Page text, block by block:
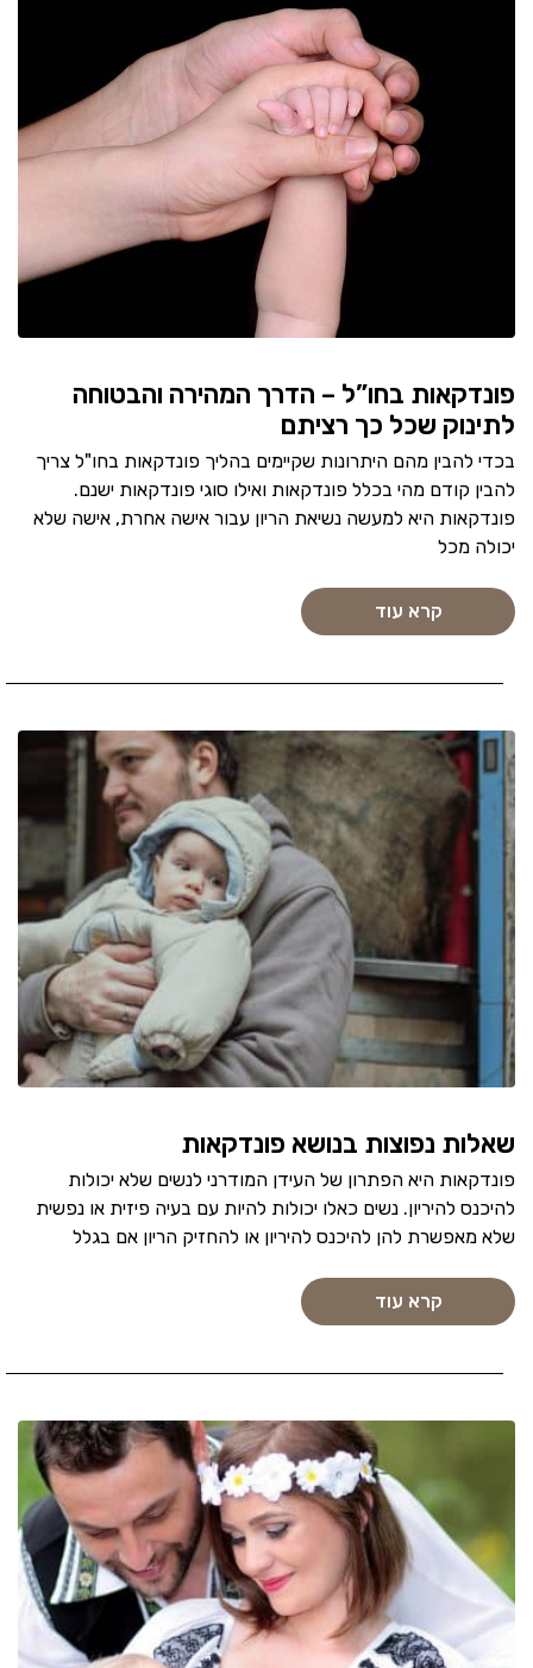
פונדקאות בחו”ל – הדרך המהירה והבטוחה
לתינוק שכל כך רציתם
בכדי להבין מהם היתרונות שקיימים בהליך פונדקאות בחו"ל צריך
להבין קודם מהי בכלל פונדקאות ואילו סוגי פונדקאות ישנם.
פונדקאות היא למעשה נשיאת הריון עבור אישה אחרת, אישה שלא
יכולה מכל
קרא עוד
שאלות נפוצות בנושא פונדקאות
פונדקאות היא הפתרון של העידן המודרני לנשים שלא יכולות
להיכנס להיריון. נשים כאלו יכולות להיות עם בעיה פיזית או נפשית
שלא מאפשרת להן להיכנס להיריון או להחזיק הריון אם בגלל
קרא עוד